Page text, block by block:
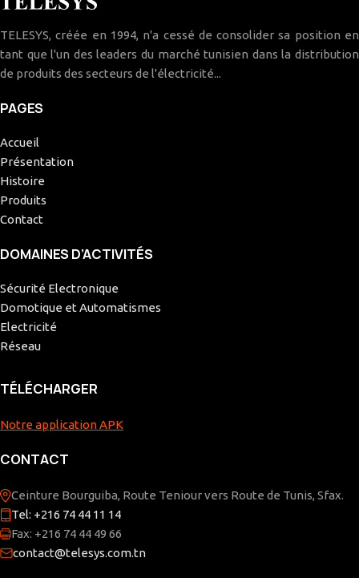
TELESYS, créée en 1994, n'a cessé de consolider sa position en
tant que l'un des leaders du marché tunisien dans la distribution
de produits des secteurs de l'électricité...
PAGES
Accueil
Présentation
Histoire
Produits
Contact
DOMAINES D’ACTIVITÉS
Sécurité Electronique
Domotique et Automatismes
Electricité
Réseau
TÉLÉCHARGER
Notre application APK
CONTACT
Ceinture Bourguiba, Route Teniour vers Route de Tunis, Sfax.
Tel: +216 74 44 11 14
Fax: +216 74 44 49 66
contact@telesys.com.tn